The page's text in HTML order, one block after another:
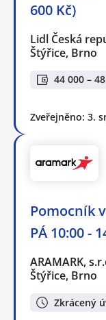
600 Kč)
Lidl Česká
Štýřice, Brno
44 000 –
Zveřejněno: 3.
Pomocník
PÁ 10:00 -
ARAMARK,
Štýřice, Brno
Zkrácený